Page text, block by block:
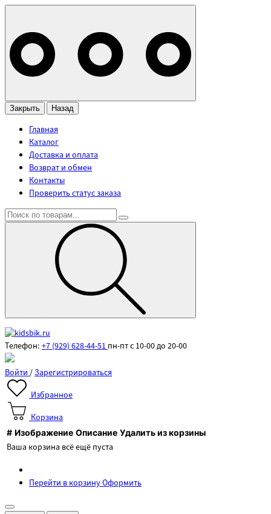
Закрыть Назад
Главная
Каталог
Доставка и оплата
Возврат и обмен
Контакты
Проверить статус заказа
Телефон: +7 (929) 628-44-51пн-пт с 10-00 до 20-00
Войти/Зарегистрироваться
Избранное
Корзина
# Изображение Описание Удалить из корзины
Ваша корзина всё ещё пуста
Перейти в корзинуОформить